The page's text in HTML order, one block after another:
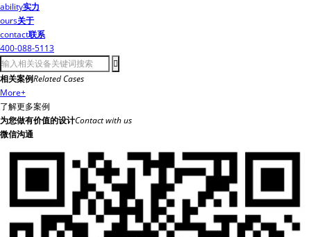
ability实力
ours关于
contact联系
400-088-5113
相关案例Related Cases
More+
了解更多案例
为您做有价值的设计Contact with us
微信沟通